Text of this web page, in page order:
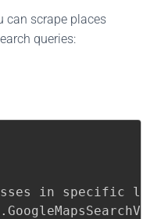
can scrape places
queries:
in specific